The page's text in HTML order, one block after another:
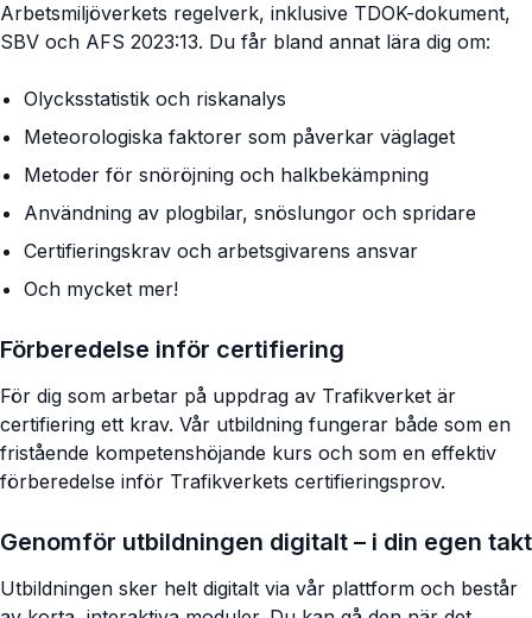
Arbetsmiljöverkets regelverk, inklusive TDOK-dokument,
SBV och AFS 2023:13. Du får bland annat lära dig om:
Olycksstatistik och riskanalys
Meteorologiska faktorer som påverkar väglaget
Metoder för snöröjning och halkbekämpning
Användning av plogbilar, snöslungor och spridare
Certifieringskrav och arbetsgivarens ansvar
Och mycket mer!
Förberedelse inför certifiering
För dig som arbetar på uppdrag av Trafikverket är
certifiering ett krav. Vår utbildning fungerar både som en
fristående kompetenshöjande kurs och som en effektiv
förberedelse inför Trafikverkets certifieringsprov.
Genomför utbildningen digitalt – i din egen takt
Utbildningen sker helt digitalt via vår plattform och består